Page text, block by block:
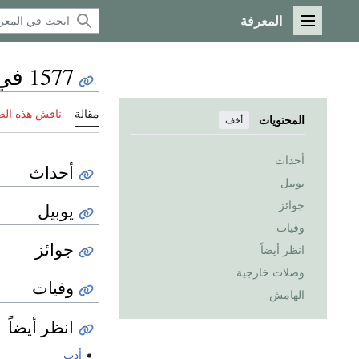
القائمة الرئيسية
المعرفة
المحتويات أخف
أحداث
يوبيل
جوائز
وفيات
انظر أيضاً
وصلات خارجية
الهامش
1577 في الأدب
مقالة ناقش هذه
أحداث
يوبيل
جوائز
وفيات
انظر أيضاً
أدب